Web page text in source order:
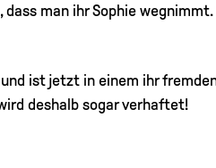
man ihr Sophie
und ist jetzt in einem ihr
deshalb sogar verhaftet!